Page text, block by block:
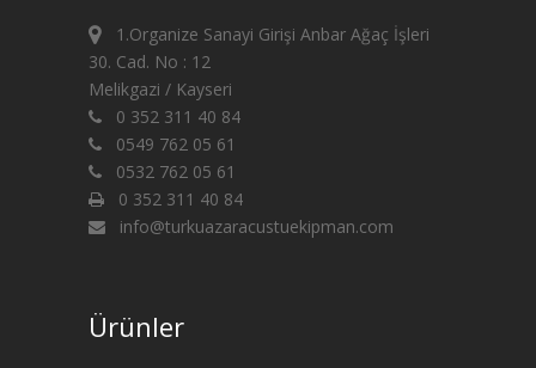
1.Organize Sanayi Girişi Anbar Ağaç İşleri
30. Cad. No : 12
Melikgazi / Kayseri
0 352 311 40 84
0549 762 05 61
0532 762 05 61
0 352 311 40 84
info@turkuazaracustuekipman.com
Ürünler